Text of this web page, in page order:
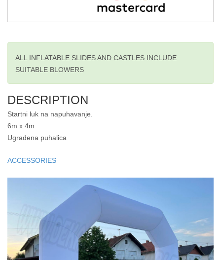
ALL INFLATABLE SLIDES AND CASTLES INCLUDE
SUITABLE BLOWERS
DESCRIPTION
Startni luk na napuhavanje.
6m x 4m
Ugrađena puhalica
ACCESSORIES